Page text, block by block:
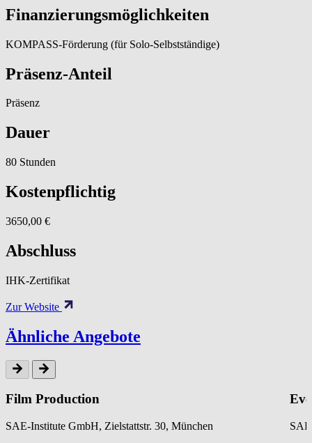
Finanzierungsmöglichkeiten
KOMPASS-Förderung (für Solo-Selbstständige)
Präsenz-Anteil
Präsenz
Dauer
80 Stunden
Kostenpflichtig
3650,00 €
Abschluss
IHK-Zertifikat
Zur Website
Ähnliche Angebote
Film Production
SAE-Institute GmbH, Zielstattstr. 30, München